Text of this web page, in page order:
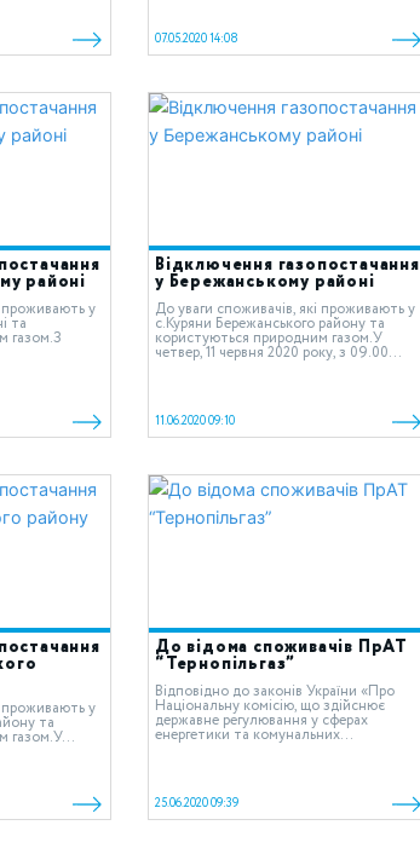
07.05.2020 14:08
районі
проживають у
та
газом.З
Відключення газопостачання
у Бережанському районі
До уваги споживачів, які проживають у
c.Куряни Бережанського району та
користуються природним газом.У
четвер, 11 червня 2020 року, з 09.00...
11.06.2020 09:10
проживають у
та
газом.У...
До відома споживачів ПрАТ
“Тернопільгаз”
Відповідно до законів України «Про
Національну комісію, що здійснює
державне регулювання у сферах
енергетики та комунальних...
25.06.2020 09:39